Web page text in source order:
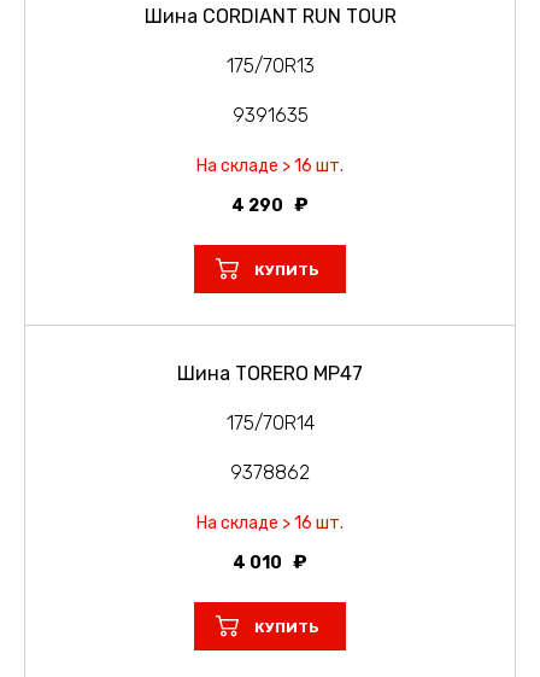
Шина CORDIANT RUN TOUR
175/70R13
9391635
На складе > 16 шт.
4 290
КУПИТЬ
Шина TORERO MP47
175/70R14
9378862
На складе > 16 шт.
4 010
КУПИТЬ